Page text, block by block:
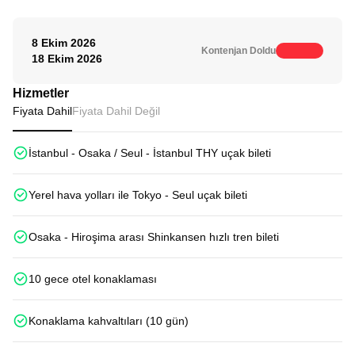
8 Ekim 2026
18 Ekim 2026
Kontenjan Doldu
Hizmetler
Fiyata DahilFiyata Dahil Değil
İstanbul - Osaka / Seul - İstanbul THY uçak bileti
Yerel hava yolları ile Tokyo - Seul uçak bileti
Osaka - Hiroşima arası Shinkansen hızlı tren bileti
10 gece otel konaklaması
Konaklama kahvaltıları (10 gün)